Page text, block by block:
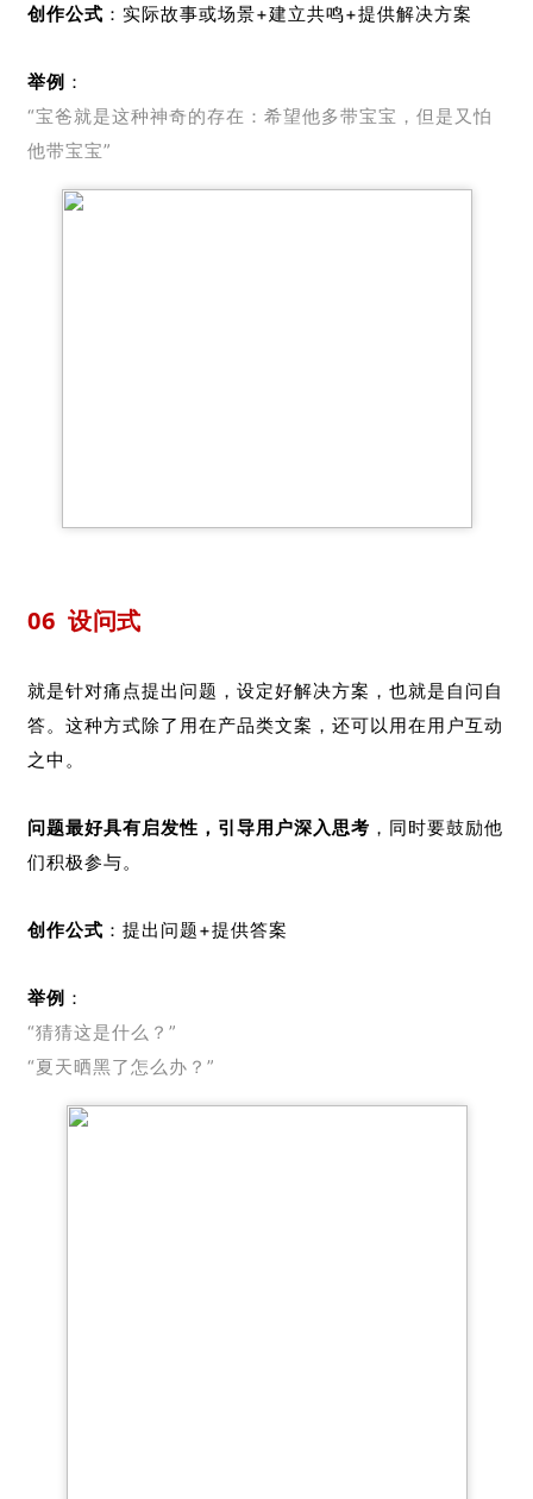
创作公式 ：实际故事或场景+建立共鸣+提供解决方案
举例 ：
“宝爸就是这种神奇的存在：希望他多带宝宝，但是又怕
他带宝宝”
06设问式
就是针对痛点提出问题，设定好解决方案，也就是自问自
答。这种方式除了用在产品类文案，还可以用在用户互动
之中。
问题最好具有启发性，引导用户深入思考 ，同时要鼓励他
们积极参与。
创作公式 ：提出问题+提供答案
举例 ：
“猜猜这是什么？”
“夏天晒黑了怎么办？”